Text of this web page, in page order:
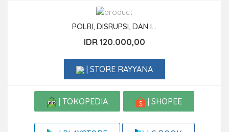
POLRI, DISRUPSI, DAN I...
IDR 120.000,00
| STORE RAYYANA
| TOKOPEDIA | SHOPEE